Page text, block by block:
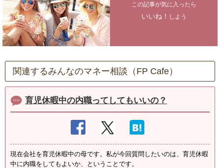
この記事が気に入ったら
いいね！ しよう
関連するみんなのマネー相談（FP Cafe）
育児休暇中の内職ってしてもいいの？
現在会社を育児休暇中の母です。私が今回質問したいのは、育児休暇
中に内職をしてもよいか、ということです。